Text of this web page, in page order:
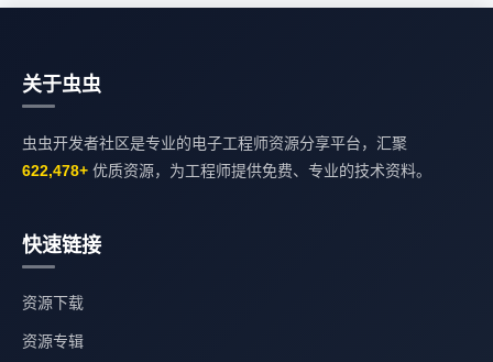
关于虫虫
虫虫开发者社区是专业的电子工程师资源分享平台，汇聚
622,478+ 优质资源，为工程师提供免费、专业的技术资料。
快速链接
资源下载
资源专辑